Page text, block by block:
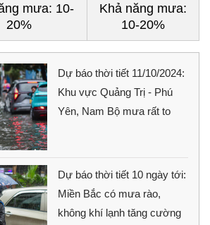
mưa: 10-
20%
Khả năng mưa:
10-20%
Dự báo thời tiết 11/10/2024:
Khu vực Quảng Trị - Phú
Yên, Nam Bộ mưa rất to
Dự báo thời tiết 10 ngày tới:
Miền Bắc có mưa rào,
không khí lạnh tăng cường